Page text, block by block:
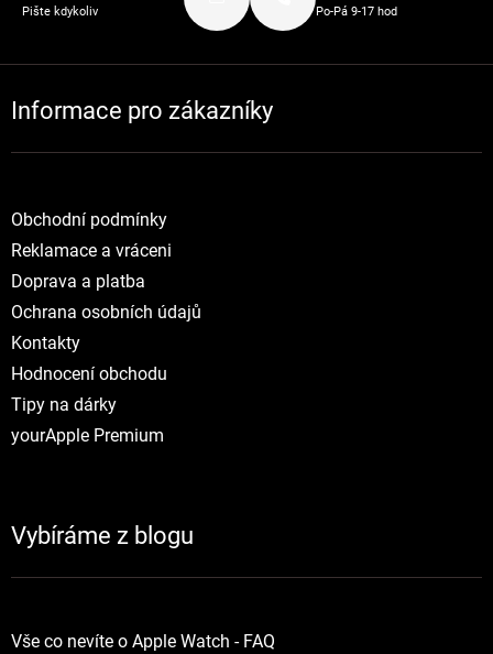
Pište kdykoliv Po-Pá 9-17 hod
Informace pro zákazníky
Obchodní podmínky
Reklamace a vráceni
Doprava a platba
Ochrana osobních údajů
Kontakty
Hodnocení obchodu
Tipy na dárky
yourApple Premium
Vybíráme z blogu
Vše co nevíte o Apple Watch - FAQ